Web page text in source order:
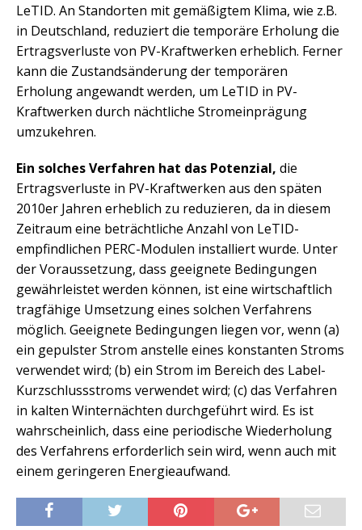
LeTID. An Standorten mit gemäßigtem Klima, wie z.B.
in Deutschland, reduziert die temporäre Erholung die
Ertragsverluste von PV-Kraftwerken erheblich. Ferner
kann die Zustandsänderung der temporären
Erholung angewandt werden, um LeTID in PV-
Kraftwerken durch nächtliche Stromeinprägung
umzukehren.
Ein solches Verfahren hat das Potenzial, die
Ertragsverluste in PV-Kraftwerken aus den späten
2010er Jahren erheblich zu reduzieren, da in diesem
Zeitraum eine beträchtliche Anzahl von LeTID-
empfindlichen PERC-Modulen installiert wurde. Unter
der Voraussetzung, dass geeignete Bedingungen
gewährleistet werden können, ist eine wirtschaftlich
tragfähige Umsetzung eines solchen Verfahrens
möglich. Geeignete Bedingungen liegen vor, wenn (a)
ein gepulster Strom anstelle eines konstanten Stroms
verwendet wird; (b) ein Strom im Bereich des Label-
Kurzschlussstroms verwendet wird; (c) das Verfahren
in kalten Winternächten durchgeführt wird. Es ist
wahrscheinlich, dass eine periodische Wiederholung
des Verfahrens erforderlich sein wird, wenn auch mit
einem geringeren Energieaufwand.